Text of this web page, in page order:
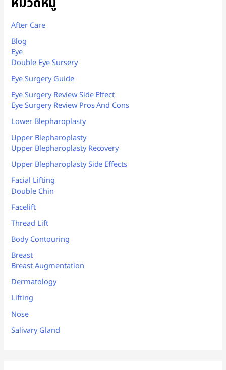
After Care
Blog
Eye
Double Eye Sursery
Eye Surgery Guide
Eye Surgery Review Side Effect
Eye Surgery Review Pros And Cons
Lower Blepharoplasty
Upper Blepharoplasty
Upper Blepharoplasty Recovery
Upper Blepharoplasty Side Effects
Facial Lifting
Double Chin
Facelift
Thread Lift
Body Contouring
Breast
Breast Augmentation
Dermatology
Lifting
Nose
Salivary Gland